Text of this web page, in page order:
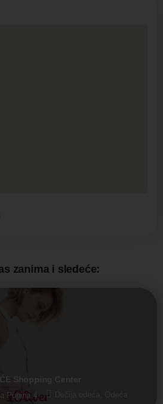
zanima i sledeće:
Shopping Center
Pupina 4